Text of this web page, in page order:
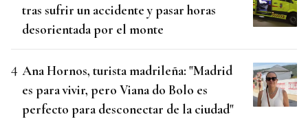
tras sufrir un accidente y pasar horas
desorientada por el monte
Ana Hornos, turista madrileña: "Madrid
es para vivir, pero Viana do Bolo es
perfecto para desconectar de la ciudad"